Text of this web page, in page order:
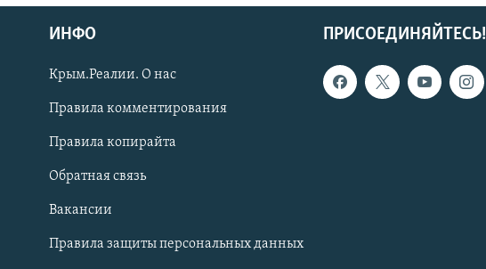
ПРИСОЕДИНЯЙТЕСЬ!
ИНФО
Крым.Реалии. О нас
Правила комментирования
Правила копирайта
Обратная связь
Вакансии
Правила защиты персональных данных